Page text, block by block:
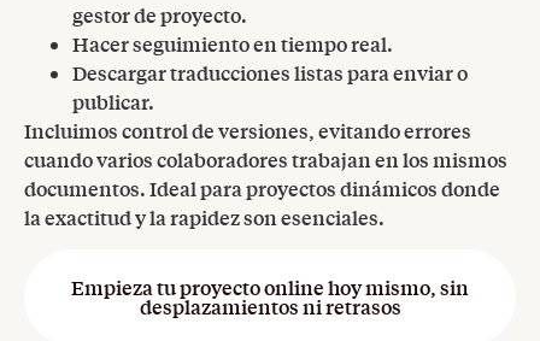
gestor de proyecto.
Hacer seguimiento en tiempo real.
Descargar traducciones listas para enviar o
publicar.
Incluimos control de versiones, evitando errores
cuando varios colaboradores trabajan en los mismos
documentos. Ideal para proyectos dinámicos donde
la exactitud y la rapidez son esenciales.
Empieza tu proyecto online hoy mismo, sin
desplazamientos ni retrasos